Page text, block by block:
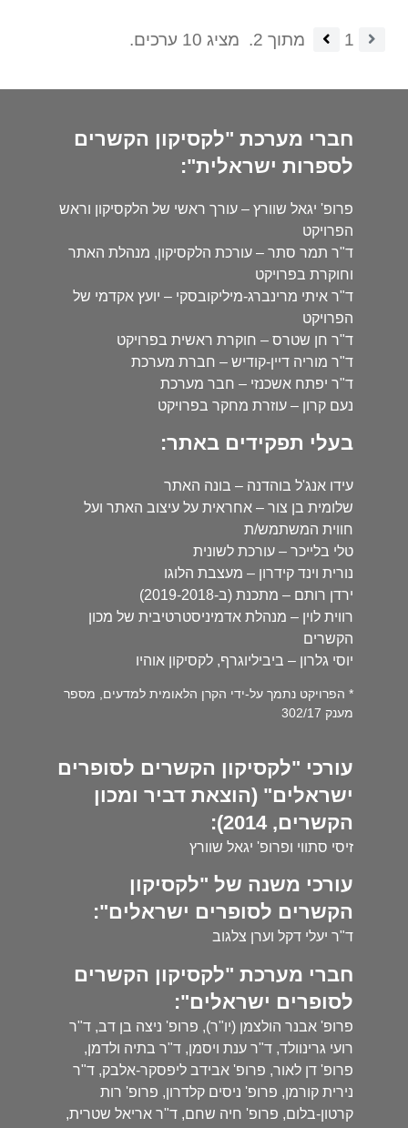
1 מתוך 2. מציג 10 ערכים.
חברי מערכת "לקסיקון הקשרים
לספרות ישראלית":
פרופ' יגאל שוורץ – עורך ראשי של הלקסיקון וראש
הפרויקט
ד"ר תמר סתר – עורכת הלקסיקון, מנהלת האתר
וחוקרת בפרויקט
ד"ר איתי מרינברג-מיליקובסקי – יועץ אקדמי של
הפרויקט
ד"ר חן שטרס – חוקרת ראשית בפרויקט
ד"ר מוריה דיין-קודיש – חברת מערכת
ד"ר יפתח אשכנזי – חבר מערכת
נעם קרון – עוזרת מחקר בפרויקט
בעלי תפקידים באתר:
עידו אנג'ל בוהדנה – בונה האתר
שלומית בן צור – אחראית על עיצוב האתר ועל
חווית המשתמש/ת
טלי בלייכר – עורכת לשונית
נורית וינד קידרון – מעצבת הלוגו
ירדן רותם – מתכנת (ב-2019-2018)
רווית לוין – מנהלת אדמיניסטרטיבית של מכון
הקשרים
יוסי גלרון – ביביליוגרף, לקסיקון אוהיו
* הפרויקט נתמך על-ידי הקרן הלאומית למדעים, מספר
מענק 302/17
עורכי "לקסיקון הקשרים לסופרים
ישראלים" (הוצאת דביר ומכון
הקשרים, 2014):
זיסי סתווי ופרופ' יגאל שוורץ
עורכי משנה של "לקסיקון
הקשרים לסופרים ישראלים":
ד"ר יעלי דקל וערן צלגוב
חברי מערכת "לקסיקון הקשרים
לסופרים ישראלים":
פרופ' אבנר הולצמן (יו"ר), פרופ' ניצה בן דב, ד"ר
רועי גרינוולד, ד"ר ענת ויסמן, ד"ר בתיה ולדמן,
פרופ' דן לאור, פרופ' אבידב ליפסקר-אלבק, ד"ר
נירית קורמן, פרופ' ניסים קלדרון, פרופ' רות
קרטון-בלום, פרופ' חיה שחם, ד"ר אריאל שטרית,